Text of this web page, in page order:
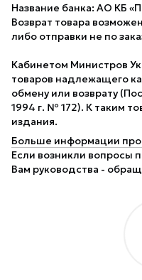
Название банка: АО КБ
Возврат товара
либо отправки не по
Кабинетом Министров
товаров надлежащего
обмену или возврату
1994 г. № 172). К таким
издания.
Больше информации про
Если возникли вопросы
Вам руководства -